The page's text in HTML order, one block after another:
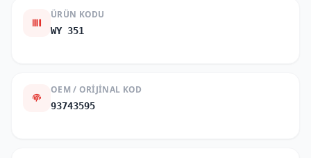
ÜRÜN KODU
WY 351
OEM / ORIJINAL KOD
93743595